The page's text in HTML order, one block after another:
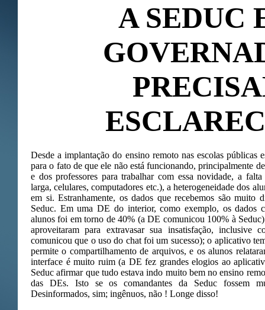
A SEDUC
Desde a implantação do ensino remoto nas escolas públicas
para o fato de que ele não está funcionando, principalmente
e dos professores para trabalhar com essa novidade, a
larga, celulares, computadores etc.), a heterogeneidade dos
em si. Estranhamente, os dados que recebemos são muito
Seduc. Em uma DE do interior, como exemplo, os dados
alunos foi em torno de 40% (a DE comunicou 100% à
aproveitaram para extravasar sua insatisfação, inclusive
comunicou que o uso do chat foi um sucesso); o aplicativo
permite o compartilhamento de arquivos, e os alunos
interface é muito ruim (a DE fez grandes elogios ao
Seduc afirmar que tudo estava indo muito bem no ensino
das DEs. Isto se os comandantes da Seduc fossem
Desinformados, sim; ingênuos, não ! Longe disso!